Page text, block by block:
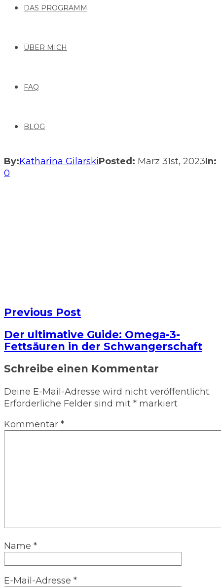
DAS PROGRAMM
ÜBER MICH
FAQ
BLOG
By:Katharina GilarskiPosted: März 31st, 2023In:
0
Previous Post
Der ultimative Guide: Omega-3-
Fettsäuren in der Schwangerschaft
Schreibe einen Kommentar
Deine E-Mail-Adresse wird nicht veröffentlicht.
Erforderliche Felder sind mit * markiert
Kommentar *
Name *
E-Mail-Adresse *